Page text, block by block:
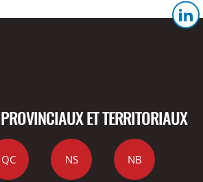
ET TERRITORIAUX
QC NS NB